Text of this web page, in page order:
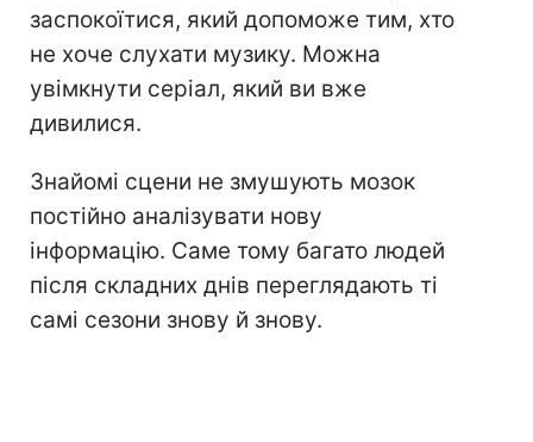
заспокоїтися, який допоможе тим, хто
не хоче слухати музику. Можна
увімкнути серіал, який ви вже
дивилися.
Знайомі сцени не змушують мозок
постійно аналізувати нову
інформацію. Саме тому багато людей
після складних днів переглядають ті
самі сезони знову й знову.